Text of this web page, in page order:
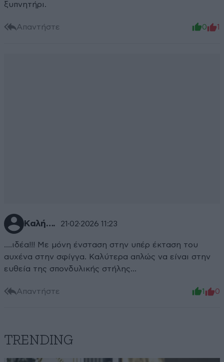
ξυπνητήρι.
Απαντήστε 0 1
Καλή…. 21·02·2026 11:23
….ιδέα!!! Με μόνη ένσταση στην υπέρ έκταση του
αυχένα στην σφίγγα. Καλύτερα απλώς να είναι στην
ευθεία της σπονδυλικής στήλης…
Απαντήστε 1 0
TRENDING